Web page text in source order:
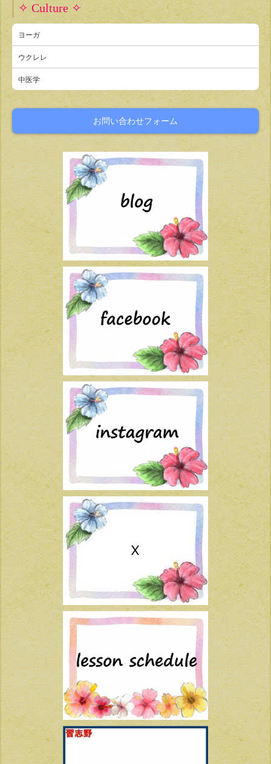
✧ Culture ✧
ヨーガ
ウクレレ
中医学
お問い合わせフォーム